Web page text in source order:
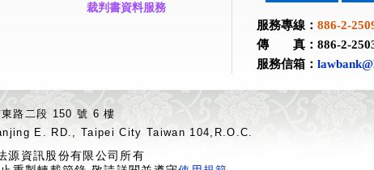
裁判書資料服務
服務專線： 886-2-
傳 真：886-2-
服務信箱：
路二段 150 號 6 樓
E. RD., Taipei City Taiwan 104,R.O.C.
源資訊股份有限公司所有